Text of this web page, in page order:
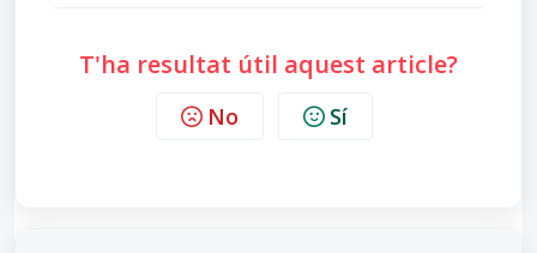
T'ha resultat útil aquest article?
No Sí